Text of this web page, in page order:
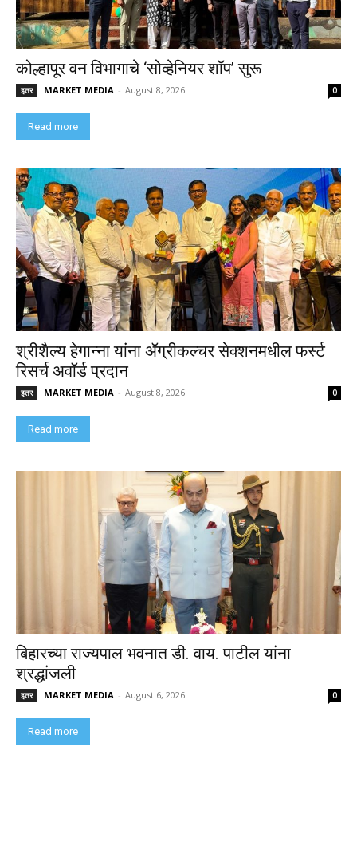
कोल्हापूर वन विभागाचे ‘सोव्हेनियर शॉप’ सुरू
इतर MARKET MEDIA - August 8, 2026 0
Read more
श्रीशैल्य हेगान्ना यांना ॲग्रीकल्चर सेक्शनमधील फर्स्ट
रिसर्च अवॉर्ड प्रदान
इतर MARKET MEDIA - August 8, 2026 0
Read more
बिहारच्या राज्यपाल भवनात डी. वाय. पाटील यांना
श्रद्धांजली
इतर MARKET MEDIA - August 6, 2026 0
Read more